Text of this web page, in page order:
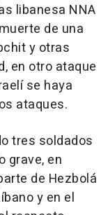
libanesa NNA
de una
y otras
en otro ataque
se haya
ataques.
tres soldados
grave, en
de Hezbolá
y en el